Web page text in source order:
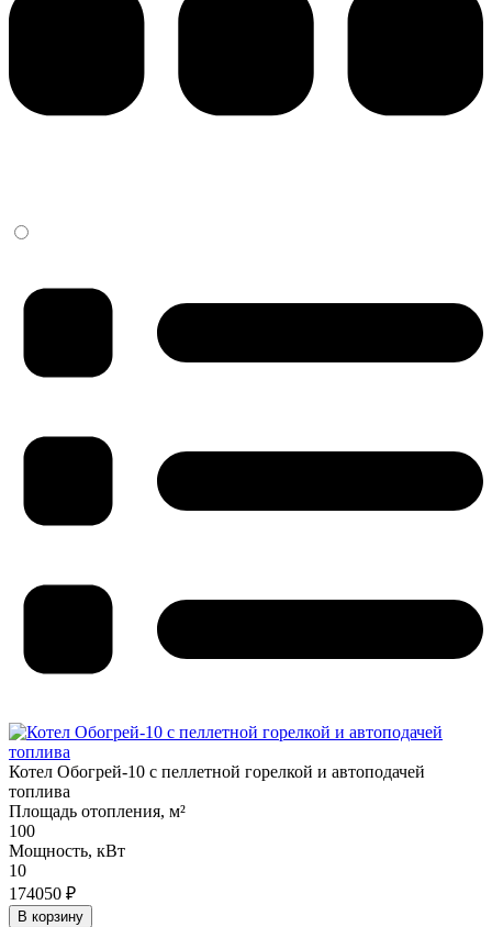
Котел Обогрей-10 с пеллетной горелкой и автоподачей
топлива
Площадь отопления, м²
100
Мощность, кВт
10
174050 ₽
В корзину